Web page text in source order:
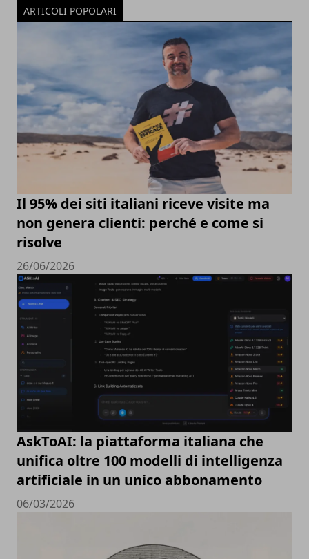
ARTICOLI POPOLARI
Il 95% dei siti italiani riceve visite ma
non genera clienti: perché e come si
risolve
26/06/2026
AskToAI: la piattaforma italiana che
unifica oltre 100 modelli di intelligenza
artificiale in un unico abbonamento
06/03/2026